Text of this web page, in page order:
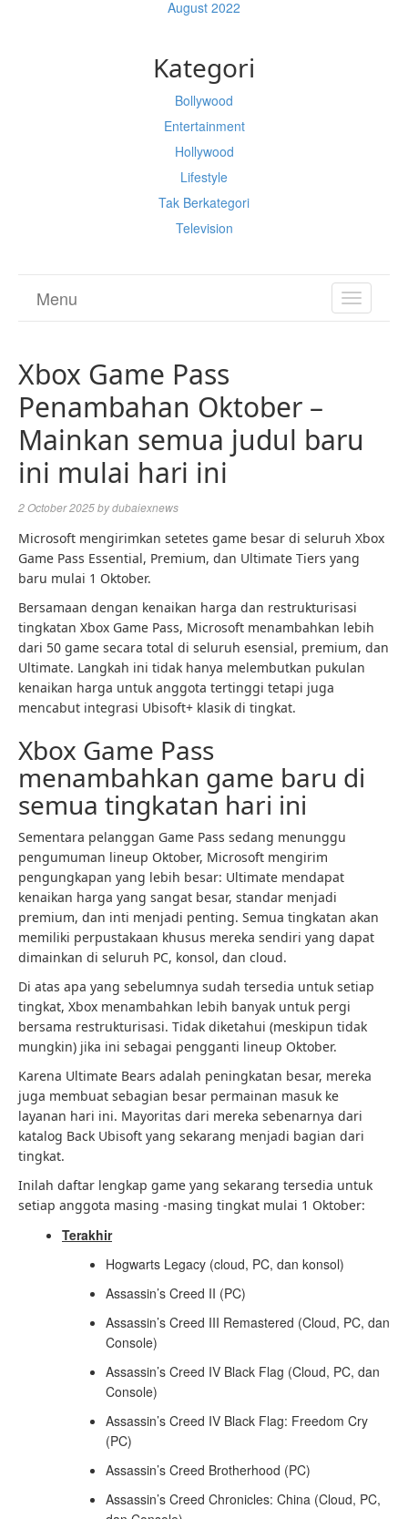
August 2022
Kategori
Bollywood
Entertainment
Hollywood
Lifestyle
Tak Berkategori
Television
TOGGLE
Menu
Xbox Game Pass
Penambahan Oktober –
Mainkan semua judul baru
ini mulai hari ini
2 October 2025bydubaiexnews
Microsoft mengirimkan setetes game besar di seluruh Xbox
Game Pass Essential, Premium, dan Ultimate Tiers yang
baru mulai 1 Oktober.
Bersamaan dengan kenaikan harga dan restrukturisasi
tingkatan Xbox Game Pass, Microsoft menambahkan lebih
dari 50 game secara total di seluruh esensial, premium, dan
Ultimate. Langkah ini tidak hanya melembutkan pukulan
kenaikan harga untuk anggota tertinggi tetapi juga
mencabut integrasi Ubisoft+ klasik di tingkat.
Xbox Game Pass
menambahkan game baru di
semua tingkatan hari ini
Sementara pelanggan Game Pass sedang menunggu
pengumuman lineup Oktober, Microsoft mengirim
pengungkapan yang lebih besar: Ultimate mendapat
kenaikan harga yang sangat besar, standar menjadi
premium, dan inti menjadi penting. Semua tingkatan akan
memiliki perpustakaan khusus mereka sendiri yang dapat
dimainkan di seluruh PC, konsol, dan cloud.
Di atas apa yang sebelumnya sudah tersedia untuk setiap
tingkat, Xbox menambahkan lebih banyak untuk pergi
bersama restrukturisasi. Tidak diketahui (meskipun tidak
mungkin) jika ini sebagai pengganti lineup Oktober.
Karena Ultimate Bears adalah peningkatan besar, mereka
juga membuat sebagian besar permainan masuk ke
layanan hari ini. Mayoritas dari mereka sebenarnya dari
katalog Back Ubisoft yang sekarang menjadi bagian dari
tingkat.
Inilah daftar lengkap game yang sekarang tersedia untuk
setiap anggota masing -masing tingkat mulai 1 Oktober:
Terakhir
Hogwarts Legacy (cloud, PC, dan konsol)
Assassin’s Creed II (PC)
Assassin’s Creed III Remastered (Cloud, PC, dan
Console)
Assassin’s Creed IV Black Flag (Cloud, PC, dan
Console)
Assassin’s Creed IV Black Flag: Freedom Cry
(PC)
Assassin’s Creed Brotherhood (PC)
Assassin’s Creed Chronicles: China (Cloud, PC,